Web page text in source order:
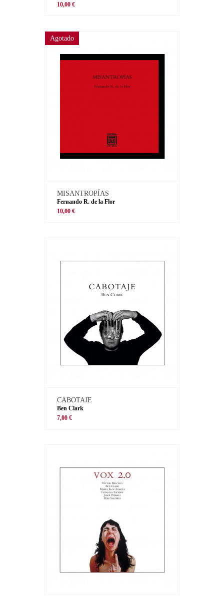
10,00 €
Agotado
MISANTROPÍAS
Fernando R. de la Flor
10,00 €
CABOTAJE
Ben Clark
7,00 €